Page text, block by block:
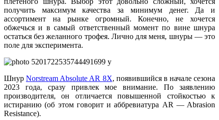
получить максимум качества за минимум денег. Да и
ассортимент на рынке огромный. Конечно, не хочется
обжечься и в самый ответственный момент по вине шнура
остаться без желанного трофея. Лично для меня, шнуры — это
поле для эксперимента.
ШнурNorstream Absolute AR 8X, появившийся в начале сезона
2023 года, сразу привлек мое внимание. По заявлению
производителя, он отличается повышенной стойкостью к
истиранию (об этом говорит и аббревиатура AR — Abrasion
Resistance).